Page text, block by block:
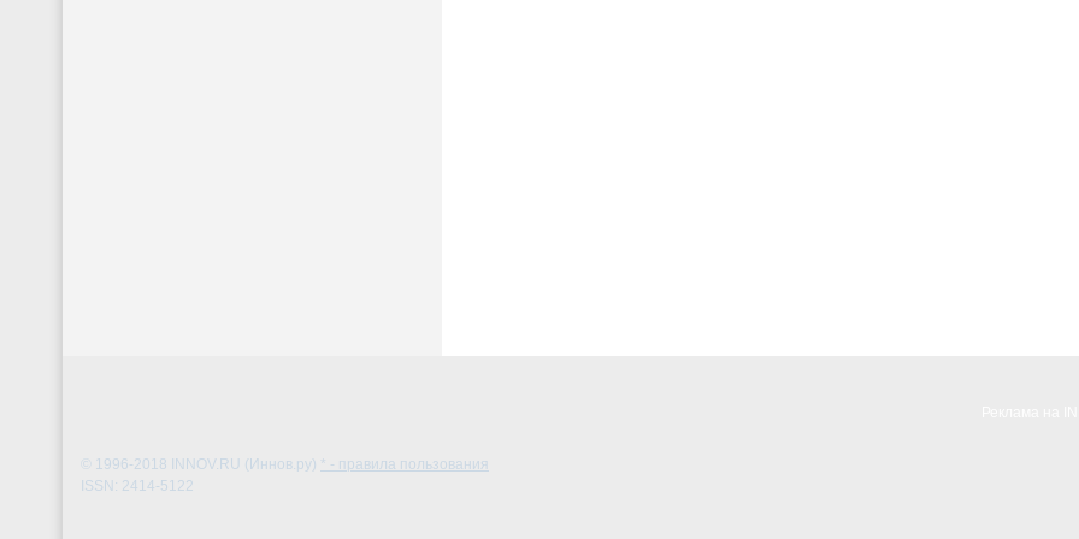
© 1996-2018 INNOV.RU (Иннов.ру) * - правила пользования
ISSN: 2414-5122